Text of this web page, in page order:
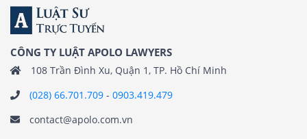
CÔNG TY LUẬT APOLO LAWYERS
108 Trần Đình Xu, Quận 1, TP. Hồ Chí Minh
(028) 66.701.709 - 0903.419.479
contact@apolo.com.vn